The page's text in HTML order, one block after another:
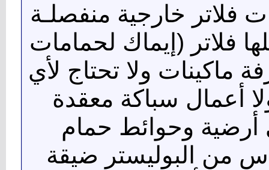
فلاتر خارجية منفصلـة
فلاتر (إيماك لحمامات
ماكينات ولا تحتاج لأي
أعمال سباكة معقدة
أرضية وحوائط حمام
من البوليستر ضيقة